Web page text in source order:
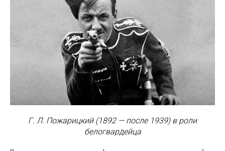
Г. Л. Пожарицкий (1892 — после 1939) в роли
белогвардейца